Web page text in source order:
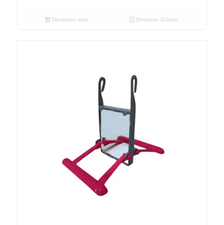
Devamını oku Detayları Göster